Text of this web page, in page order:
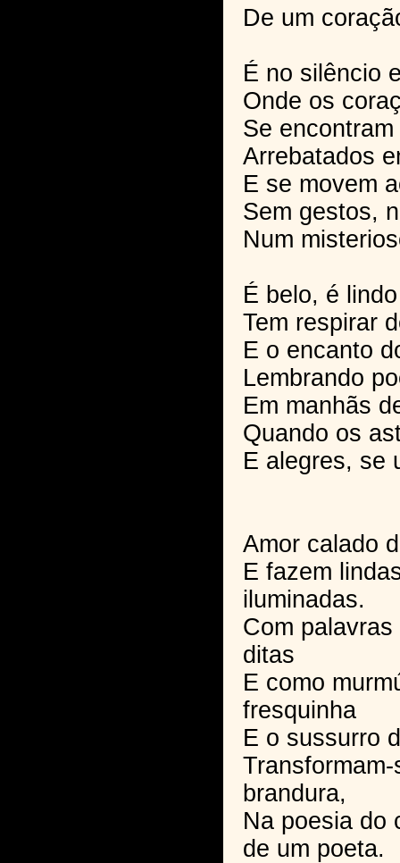
De um
É no silêncio
Onde os
Se
Arrebatados
E se movem
Sem gestos,
Num
É belo, é
Tem respirar
E o encanto
Lembrando
Em manhãs
Quando os
E alegres, se
Amor calado
E fazem
iluminadas.
Com
ditas
E como
fresquinha
E o sussurro
brandura,
Na poesia do
de um poeta.